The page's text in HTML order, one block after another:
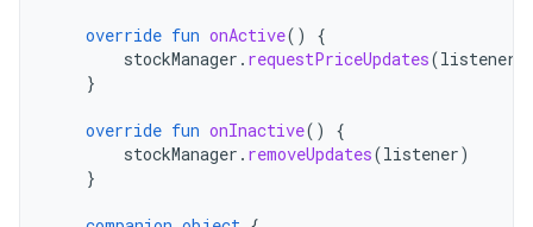
override fun onActive()
{
stockManager . requestPriceUpdates(listener
}
override fun onInactive()
{
stockManager . removeUpdates(listener)
}